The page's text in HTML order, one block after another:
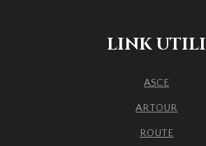
LINK UTILI
ASCE
ARTOUR
ROUTE